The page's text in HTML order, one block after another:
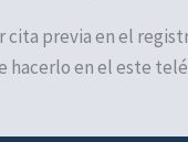
cita previa en el
hacerlo en el este